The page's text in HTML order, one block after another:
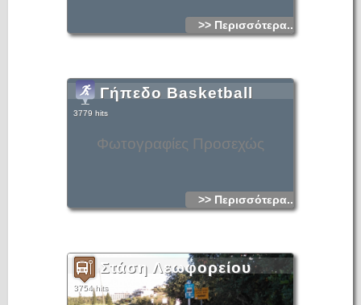
>> Περισσότερα...
Φωτογραφίες Προσεχώς
Γήπεδο Basketball
3779 hits
>> Περισσότερα...
Στάση Λεωφορείου
3754 hits